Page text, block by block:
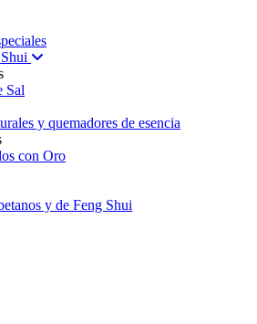
Sal
y quemadores de esencia
con Oro
y de Feng Shui